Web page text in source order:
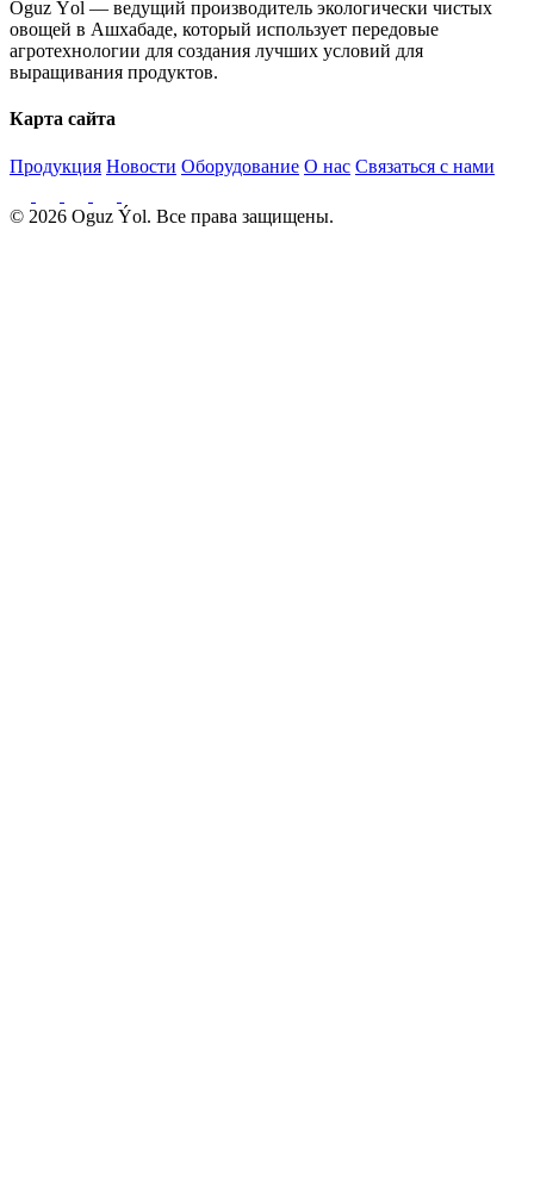
Oguz Ýol — ведущий производитель экологически чистых
овощей в Ашхабаде, который использует передовые
агротехнологии для создания лучших условий для
выращивания продуктов.
Карта сайта
Продукция Новости Оборудование О нас Связаться с нами
© 2026 Oguz Ýol. Все права защищены.